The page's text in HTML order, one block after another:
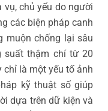
chủ yếu do người
các biện pháp canh
muộn chống lại sâu
suất thậm chí từ 20
là một yếu tố ảnh
kỹ thuật số giúp
dựa trên dữ kiện và